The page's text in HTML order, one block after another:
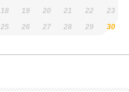
18 19 20 21 22
23
25 26 27 28 29
30